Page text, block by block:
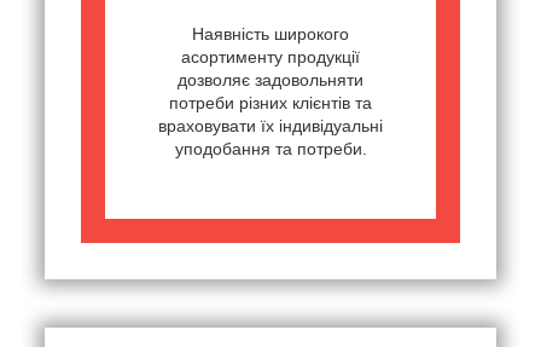
Наявність широкого
асортименту продукції
дозволяє задовольняти
потреби різних клієнтів та
враховувати їх індивідуальні
уподобання та потреби.